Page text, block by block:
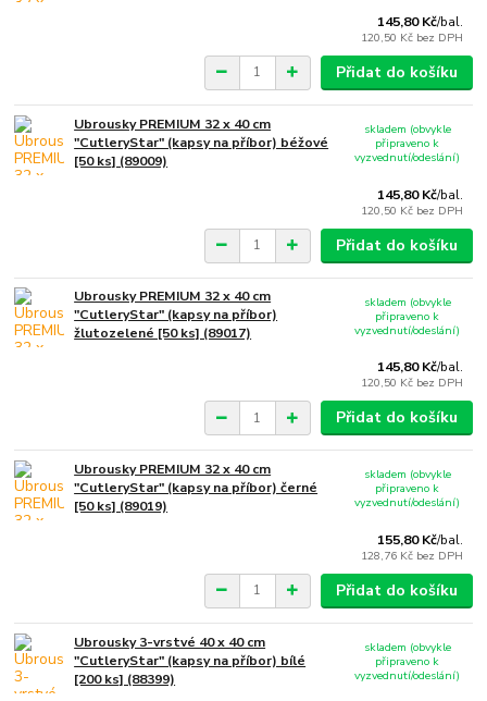
145,80 Kč/bal.
120,50 Kč bez DPH
Přidat do košíku
Ubrousky PREMIUM 32 x 40 cm
"CutleryStar" (kapsy na příbor) béžové
[50 ks] (89009)
145,80 Kč/bal.
120,50 Kč bez DPH
skladem (obvykle
připraveno k
vyzvednutí/odeslání)
Přidat do košíku
Ubrousky PREMIUM 32 x 40 cm
"CutleryStar" (kapsy na příbor)
žlutozelené [50 ks] (89017)
145,80 Kč/bal.
120,50 Kč bez DPH
skladem (obvykle
připraveno k
vyzvednutí/odeslání)
Přidat do košíku
Ubrousky PREMIUM 32 x 40 cm
"CutleryStar" (kapsy na příbor) černé
[50 ks] (89019)
155,80 Kč/bal.
128,76 Kč bez DPH
skladem (obvykle
připraveno k
vyzvednutí/odeslání)
Přidat do košíku
Ubrousky 3-vrstvé 40 x 40 cm
"CutleryStar" (kapsy na příbor) bílé
[200 ks] (88399)
skladem (obvykle
připraveno k
vyzvednutí/odeslání)